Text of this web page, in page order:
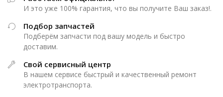
И это уже 100% гарантия, что вы получите Ваш заказ!.
Подбор запчастей
Подберём запчасти под вашу модель и быстро
доставим.
Свой сервисный центр
В нашем сервисе быстрый и качественный ремонт
электротранспорта.